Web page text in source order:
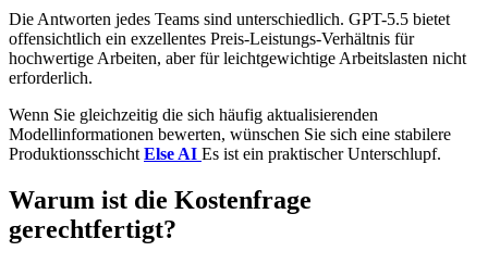
Die Antworten jedes Teams sind unterschiedlich. GPT-5.5 bietet
offensichtlich ein exzellentes Preis-Leistungs-Verhältnis für
hochwertige Arbeiten, aber für leichtgewichtige Arbeitslasten nicht
erforderlich.
Wenn Sie gleichzeitig die sich häufig aktualisierenden
Modellinformationen bewerten, wünschen Sie sich eine stabilere
Produktionsschicht Else AI Es ist ein praktischer Unterschlupf.
Warum ist die Kostenfrage
gerechtfertigt?